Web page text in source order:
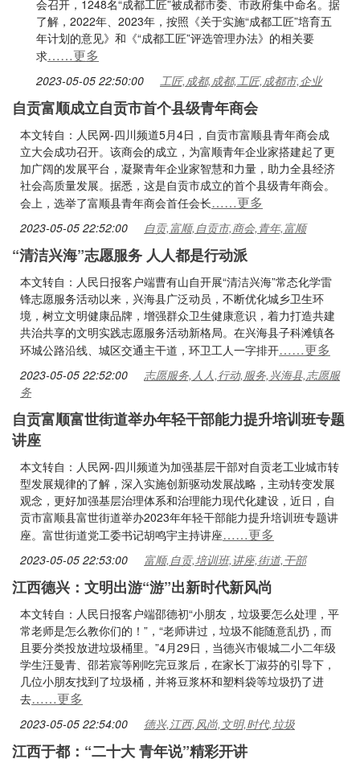
会召开，1248名“成都工匠”被成都市委、市政府集中命名。据
了解，2022年、2023年，按照《关于实施“成都工匠”培育五
年计划的意见》和《“成都工匠”评选管理办法》的相关要
求……更多
2023-05-05 22:50:00 工匠,成都,成都,工匠,成都市,企业
自贡富顺成立自贡市首个县级青年商会
本文转自：人民网-四川频道5月4日，自贡市富顺县青年商会成
立大会成功召开。该商会的成立，为富顺青年企业家搭建起了更
加广阔的发展平台，凝聚青年企业家智慧和力量，助力全县经济
社会高质量发展。据悉，这是自贡市成立的首个县级青年商会。
会上，选举了富顺县青年商会首任会长……更多
2023-05-05 22:52:00 自贡,富顺,自贡市,商会,青年,富顺
“清洁兴海”志愿服务 人人都是行动派
本文转自：人民日报客户端曹有山自开展“清洁兴海”常态化学雷
锋志愿服务活动以来，兴海县广泛动员，不断优化城乡卫生环
境，树立文明健康品牌，增强群众卫生健康意识，着力打造共建
共治共享的文明实践志愿服务活动新格局。在兴海县子科滩镇各
环城公路沿线、城区交通主干道，环卫工人一字排开……更多
2023-05-05 22:52:00
志愿服务,人人,行动,服务,兴海县,志愿服
务
自贡富顺富世街道举办年轻干部能力提升培训班专题
讲座
本文转自：人民网-四川频道为加强基层干部对自贡老工业城市转
型发展规律的了解，深入实施创新驱动发展战略，主动转变发展
观念，更好加强基层治理体系和治理能力现代化建设，近日，自
贡市富顺县富世街道举办2023年年轻干部能力提升培训班专题讲
座。富世街道党工委书记胡鸣宇主持讲座……更多
2023-05-05 22:53:00 富顺,自贡,培训班,讲座,街道,干部
江西德兴：文明出游“游”出新时代新风尚
本文转自：人民日报客户端邵德初“小朋友，垃圾要怎么处理，平
常老师是怎么教你们的！”，“老师讲过，垃圾不能随意乱扔，而
且要分类投放进垃圾桶里。”4月29日，当德兴市银城二小二年级
学生汪曼青、邵若宸等刚吃完豆浆后，在家长丁淑芬的引导下，
几位小朋友找到了垃圾桶，并将豆浆杯和塑料袋等垃圾扔了进
去……更多
2023-05-05 22:54:00 德兴,江西,风尚,文明,时代,垃圾
江西于都：“二十大 青年说”精彩开讲